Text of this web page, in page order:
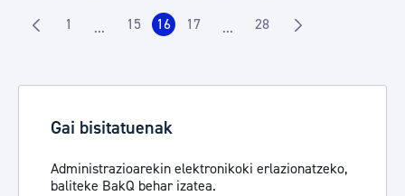
Orrialdea
1 ...Intermediate Pages Use TAB to navigate.
Orrialdea
15 Orrialdea
16 Orrialdea
17 ...Intermediate Pages Use TAB
Orrialdea
28
Gai bisitatuenak
Administrazioarekin elektronikoki erlazionatzeko,
baliteke BakQ behar izatea.